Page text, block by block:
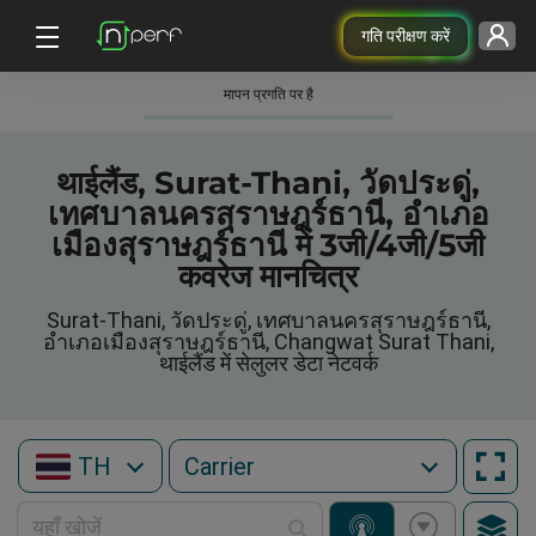
गति परीक्षण करें
मापन प्रगति पर है
थाईलैंड, Surat-Thani, วัดประดู่,
เทศบาลนครสุราษฎร์ธานี, อำเภอ
เมืองสุราษฎร์ธานี में 3जी/4जी/5जी
कवरेज मानचित्र
Surat-Thani, วัดประดู่, เทศบาลนครสุราษฎร์ธานี,
อำเภอเมืองสุราษฎร์ธานี, Changwat Surat Thani,
थाईलैंड में सेलुलर डेटा नेटवर्क
TH